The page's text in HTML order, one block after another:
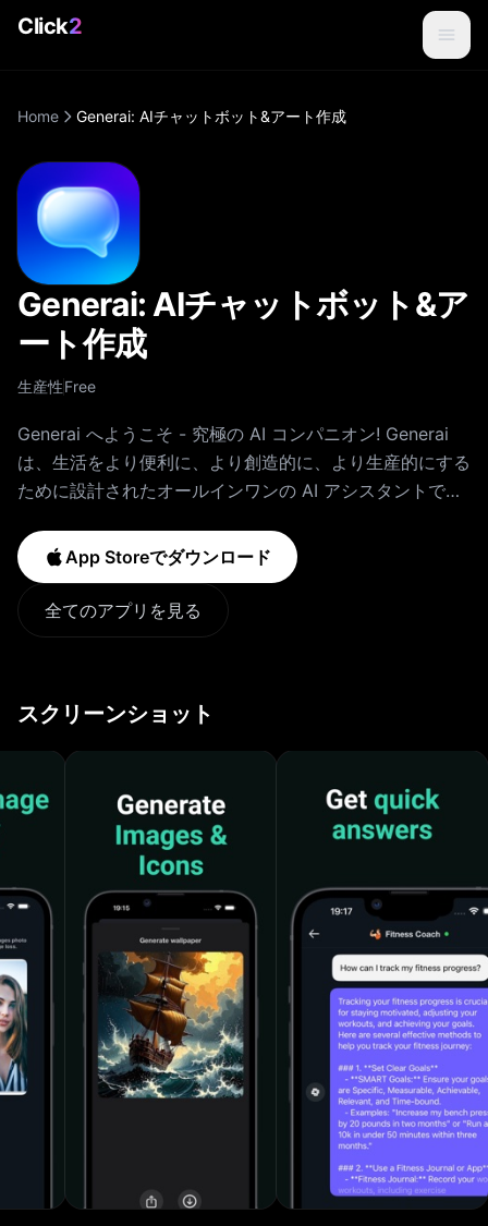
Click2
Home Generai: AIチャットボット&アート作成
Generai: AIチャットボット&ア
ート作成
生産性Free
Generai へようこそ - 究極の AI コンパニオン! Generai
は、生活をより便利に、より創造的に、より生産的にする
ために設計されたオールインワンの AI アシスタントで
ビジュアルなど、Generai がお手伝いします。 主な機能:
1. 質問して即座に回答を得る: 質問がありますか? Generai
は、高度な AI テクノロジーを使用して、迅速かつ正確な
回答を提供します。 2. アイデアを共有し、AI で強化する:
イティブなアイデアを作ります。 3. 説得力のある回答を
保存して再確認する: 重要な回答や洞察をブックマークし
4. 魅力的な画像を簡単に生成する: AI 搭載のツールを使用
して、数回のプロンプトだけで美しく高解像度の画像を作
成します。プロジェクト、プレゼンテーション、または個
人使用に最適です。 5. 背景を正確に削除: 画像から背景
を簡単に削除し、あらゆる場面に最適なビジュアルを作成
します。 Generai は直感的でユーザーフレンドリーな設
計になっており、誰でも簡単に AI のパワーを活用できま
す。専門家、学生、または単に新しいテクノロジーの探求
が好きな人など、Generai は最適なパートナーです。
Generai を選ぶ理由 • 高度な AI テクノロジー: 最新の AI
技術を搭載し、最高のエクスペリエンスを提供します。 •
ユーザーフレンドリーなインターフェイス: シンプルでエ
レガントなデザインで、ナビゲーションが簡単になりま
す。 • 多機能: クリエイティブで生産的なニーズをすべて
満たす包括的なツール セット。 • 継続的な更新: ユーザ
App Storeでダウンロード
全てのアプリを見る
スクリーンショット